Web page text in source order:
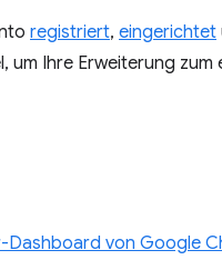
registriert, eingerichtet
um Ihre Erweiterung
Dashboard von Google